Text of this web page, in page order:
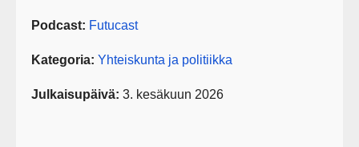
Podcast: Futucast
Kategoria: Yhteiskunta ja politiikka
Julkaisupäivä: 3. kesäkuun 2026